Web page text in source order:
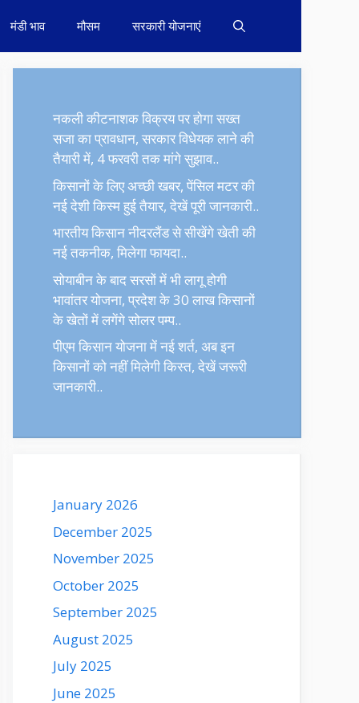
मंडी भाव मौसम सरकारी योजनाएं
नकली कीटनाशक विक्रय पर होगा सख्त
सजा का प्रावधान, सरकार विधेयक लाने की
तैयारी में, 4 फरवरी तक मांगे सुझाव..
किसानों के लिए अच्छी खबर, पेंसिल मटर की
नई देशी किस्म हुई तैयार, देखें पूरी जानकारी..
भारतीय किसान नीदरलैंड से सीखेंगे खेती की
नई तकनीक, मिलेगा फायदा..
सोयाबीन के बाद सरसों में भी लागू होगी
भावांतर योजना, प्रदेश के 30 लाख किसानों
के खेतों में लगेंगे सोलर पम्प..
पीएम किसान योजना में नई शर्त, अब इन
किसानों को नहीं मिलेगी किस्त, देखें जरूरी
जानकारी..
January 2026
December 2025
November 2025
October 2025
September 2025
August 2025
July 2025
June 2025